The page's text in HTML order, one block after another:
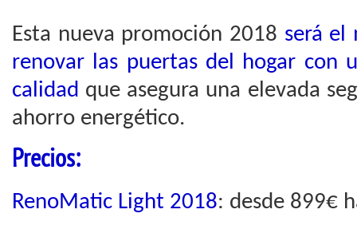
Esta nueva promoción 2018 será el
renovar las puertas del hogar con
calidad que asegura una elevada
ahorro energético.
Precios:
RenoMatic Light 2018: desde 899€